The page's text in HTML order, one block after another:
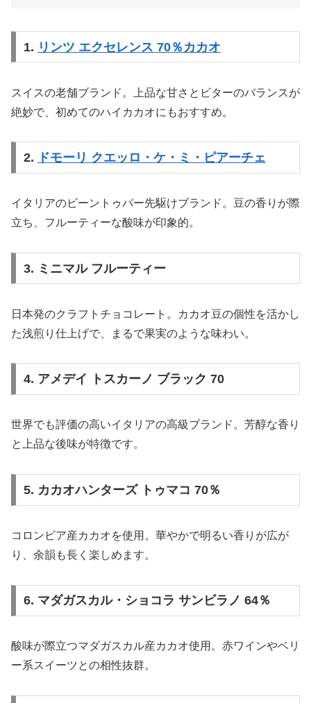
1. リンツ エクセレンス 70％カカオ
スイスの老舗ブランド。上品な甘さとビターのバランスが
絶妙で、初めてのハイカカオにもおすすめ。
2. ドモーリ クエッロ・ケ・ミ・ピアーチェ
イタリアのビーントゥバー先駆けブランド。豆の香りが際
立ち、フルーティーな酸味が印象的。
3. ミニマル フルーティー
日本発のクラフトチョコレート。カカオ豆の個性を活かし
た浅煎り仕上げで、まるで果実のような味わい。
4. アメデイ トスカーノ ブラック 70
世界でも評価の高いイタリアの高級ブランド。芳醇な香り
と上品な後味が特徴です。
5. カカオハンターズ トゥマコ 70％
コロンビア産カカオを使用。華やかで明るい香りが広が
り、余韻も長く楽しめます。
6. マダガスカル・ショコラ サンビラノ 64％
酸味が際立つマダガスカル産カカオ使用。赤ワインやベリ
ー系スイーツとの相性抜群。